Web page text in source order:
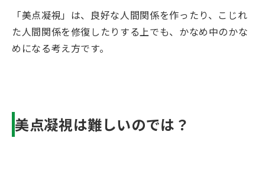
「美点凝視」は、良好な人間関係を作ったり、こじれ
た人間関係を修復したりする上でも、かなめ中のかな
めになる考え方です。
美点凝視は難しいのでは？